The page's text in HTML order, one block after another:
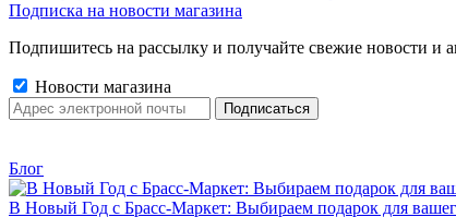
Подписка на новости магазина
Подпишитесь на рассылку и получайте свежие новости и
Новости магазина
Блог
В Новый Год с Брасс-Маркет: Выбираем подарок для